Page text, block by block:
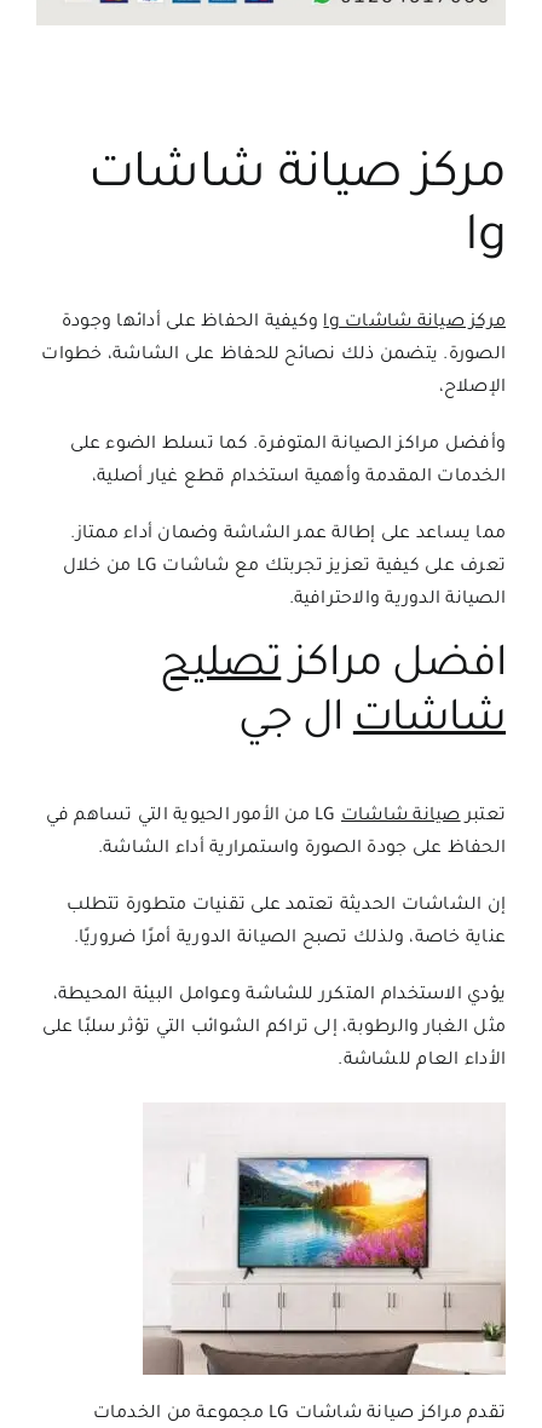
مركز صيانة شاشات
lg
مركز صيانة شاشات lg
وكيفية الحفاظ على أدائها وجودة
الصورة. يتضمن ذلك نصائح للحفاظ على الشاشة، خطوات
الإصلاح،
وأفضل مراكز الصيانة المتوفرة. كما تسلط الضوء على
الخدمات المقدمة وأهمية استخدام قطع غيار أصلية،
مما يساعد على إطالة عمر الشاشة وضمان أداء ممتاز.
تعرف على كيفية تعزيز تجربتك مع شاشات LG من خلال
الصيانة الدورية والاحترافية.
افضل مراكزتصليح
شاشاتال جي
تعتبرصيانة شاشات
LG من الأمور الحيوية التي تساهم في
الحفاظ على جودة الصورة واستمرارية أداء الشاشة.
إن الشاشات الحديثة تعتمد على تقنيات متطورة تتطلب
عناية خاصة، ولذلك تصبح الصيانة الدورية أمرًا ضروريًا.
يؤدي الاستخدام المتكرر للشاشة وعوامل البيئة المحيطة،
مثل الغبار والرطوبة، إلى تراكم الشوائب التي تؤثر سلبًا على
الأداء العام للشاشة.
تقدم مراكز صيانة شاشات LG
مجموعة من الخدمات